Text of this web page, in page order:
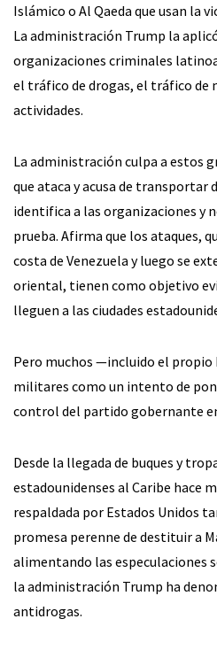
Islámico o Al Qaeda que usan la
La administración Trump la
organizaciones criminales
el tráfico de drogas, el tráfico de
actividades.
La administración culpa a estos
que ataca y acusa de transportar
identifica a las organizaciones y
prueba. Afirma que los ataques,
costa de Venezuela y luego se
oriental, tienen como objetivo
lleguen a las ciudades
Pero muchos —incluido el propio
militares como un intento de
control del partido gobernante
Desde la llegada de buques y
estadounidenses al Caribe hace
respaldada por Estados Unidos
promesa perenne de destituir a
alimentando las especulaciones
la administración Trump ha
antidrogas.